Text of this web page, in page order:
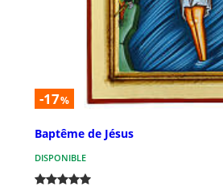
-17%
Baptême de Jésus
DISPONIBLE